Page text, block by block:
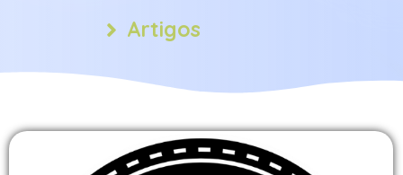
Artigos